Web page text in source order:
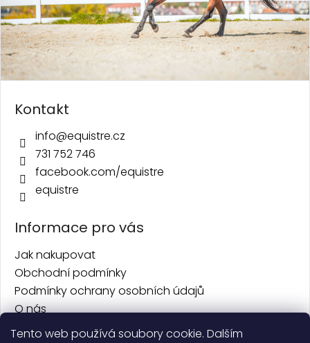
Tento web používá soubory cookie. Dalším
Kontakt
info@equistre.cz
731 752 746
facebook.com/equistre
equistre
Informace pro vás
Jak nakupovat
Obchodní podmínky
Podmínky ochrany osobních údajů
O nás
Kontakt